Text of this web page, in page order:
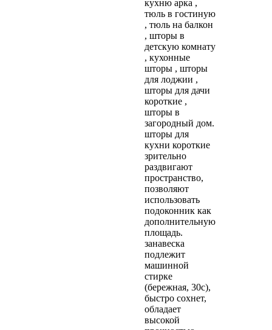
кухню арка ,
тюль в гостиную
, тюль на балкон
, шторы в
детскую комнату
, кухонные
шторы , шторы
для лоджии ,
шторы для дачи
короткие ,
шторы в
загородный дом.
шторы для
кухни короткие
зрительно
раздвигают
пространство,
позволяют
использовать
подоконник как
дополнительную
площадь.
занавеска
подлежит
машинной
стирке
(бережная, 30с),
быстро сохнет,
обладает
высокой